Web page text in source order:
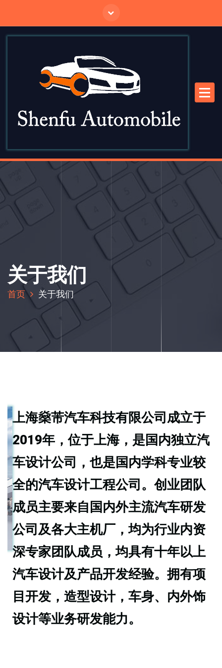
关于我们
首页 关于我们
上海燊芾汽车科技有限公司成立于
2019年，位于上海，是国内独立汽
车设计公司，也是国内学科专业较
全的汽车设计工程公司。创业团队
成员主要来自国内外主流汽车研发
公司及各大主机厂，均为行业内资
深专家团队成员，均具有十年以上
汽车设计及产品开发经验。拥有项
目开发，造型设计，车身、内外饰
设计等业务研发能力。